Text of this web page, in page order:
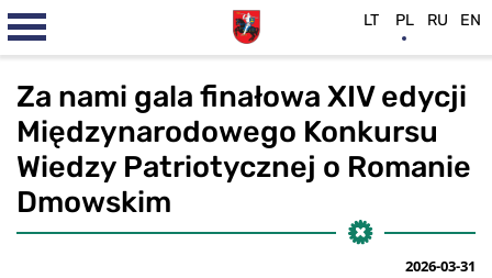
Za nami gala finałowa XIV edycji
Międzynarodowego Konkursu
Wiedzy Patriotycznej o Romanie
Dmowskim
2026-03-31
LT PL RU EN